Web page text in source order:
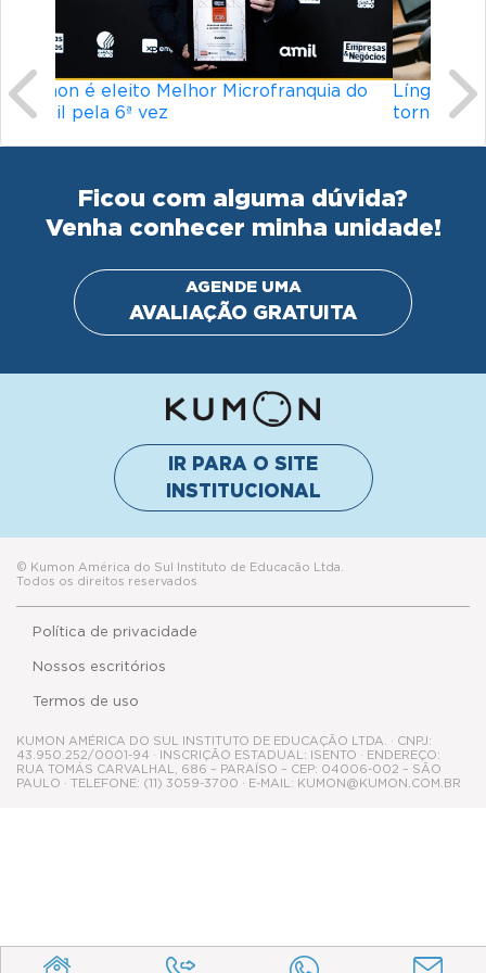
Ficou com alguma dúvida?
Venha conhecer minha unidade!
IR PARA O SITE
Todos os direitos reservados
Política de privacidade
Termos de uso
Nossos escritórios
KUMON AMÉRICA DO SUL INSTITUTO DE EDUCAÇÃO LTDA. · CNPJ:
43.950.252/0001-94 · INSCRIÇÃO ESTADUAL: ISENTO · ENDEREÇO:
RUA TOMÁS CARVALHAL, 686 – PARAÍSO – CEP: 04006-002 – SÃO